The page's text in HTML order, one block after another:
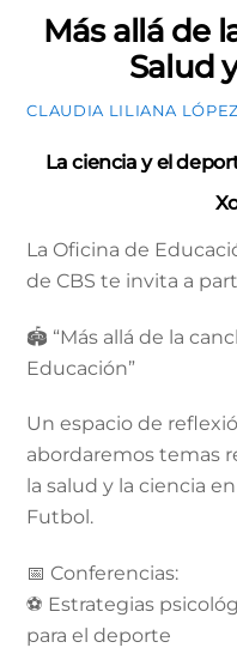
Más allá de
Salud
CLAUDIA LILIANA
La ciencia y el
La Oficina de
de CBS te invita a
🏟️ “Más allá de la
Educación”
Un espacio de
abordaremos temas
la salud y la ciencia
Futbol.
📅 Conferencias:
⚽ Estrategias
para el deporte